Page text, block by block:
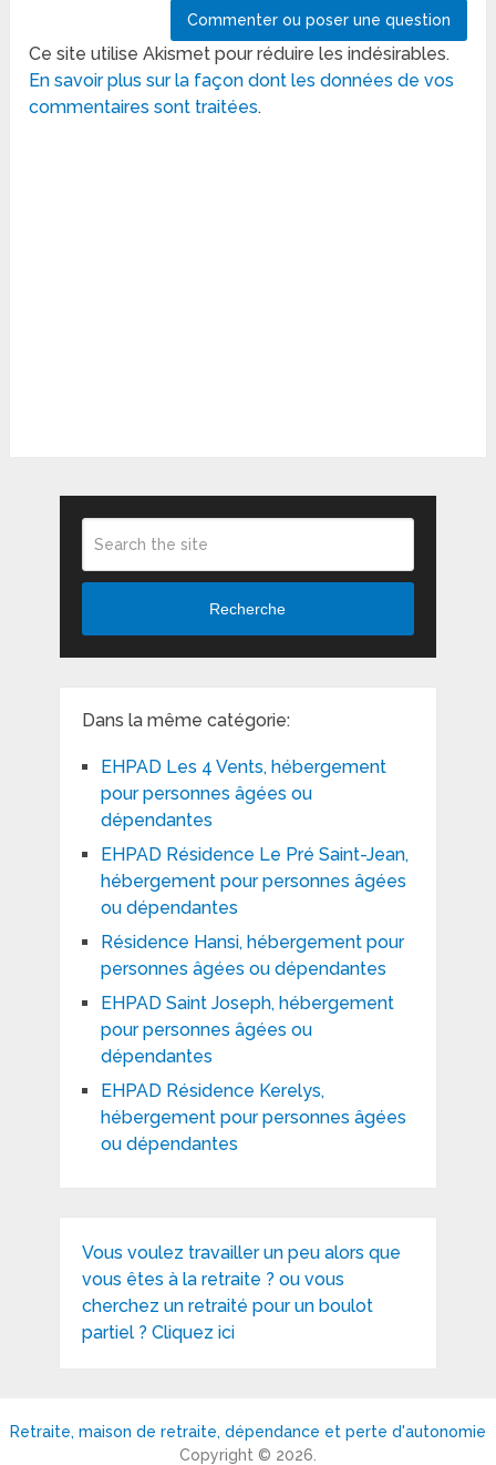
Ce site utilise Akismet pour réduire les indésirables.
En savoir plus sur la façon dont les données de vos
commentaires sont traitées.
Recherche
Dans la même catégorie:
EHPAD Les 4 Vents, hébergement
pour personnes âgées ou
dépendantes
EHPAD Résidence Le Pré Saint-Jean,
hébergement pour personnes âgées
ou dépendantes
Résidence Hansi, hébergement pour
personnes âgées ou dépendantes
EHPAD Saint Joseph, hébergement
pour personnes âgées ou
dépendantes
EHPAD Résidence Kerelys,
hébergement pour personnes âgées
ou dépendantes
Vous voulez travailler un peu alors que
vous êtes à la retraite ? ou vous
cherchez un retraité pour un boulot
partiel ? Cliquez ici
Retraite, maison de retraite, dépendance et perte d'autonomie
Copyright © 2026.